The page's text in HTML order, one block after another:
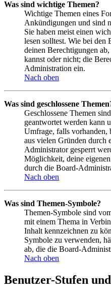
Was sind wichtige Themen?
Wichtige Themen eines
Ankündigungen und sind
Sie haben meist einen
lesen solltest. Wie bei den
deinen Berechtigungen
kannst oder nicht; die
Administration ein.
Nach oben
Was sind geschlossene
Geschlossene Themen
geantwortet werden kann
Umfrage, falls vorhanden,
aus vielen Gründen durch
Administrator gesperrt
Möglichkeit, deine
durch die Board-
Nach oben
Was sind Themen-Symbole?
Themen-Symbole sind
mit einem Thema in
Inhalt kennzeichnen zu
Symbole zu verwenden,
ab, die die Board-
Nach oben
Benutzer-Stufen